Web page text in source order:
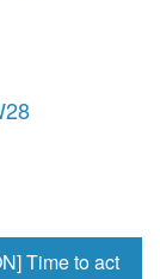
Time to act